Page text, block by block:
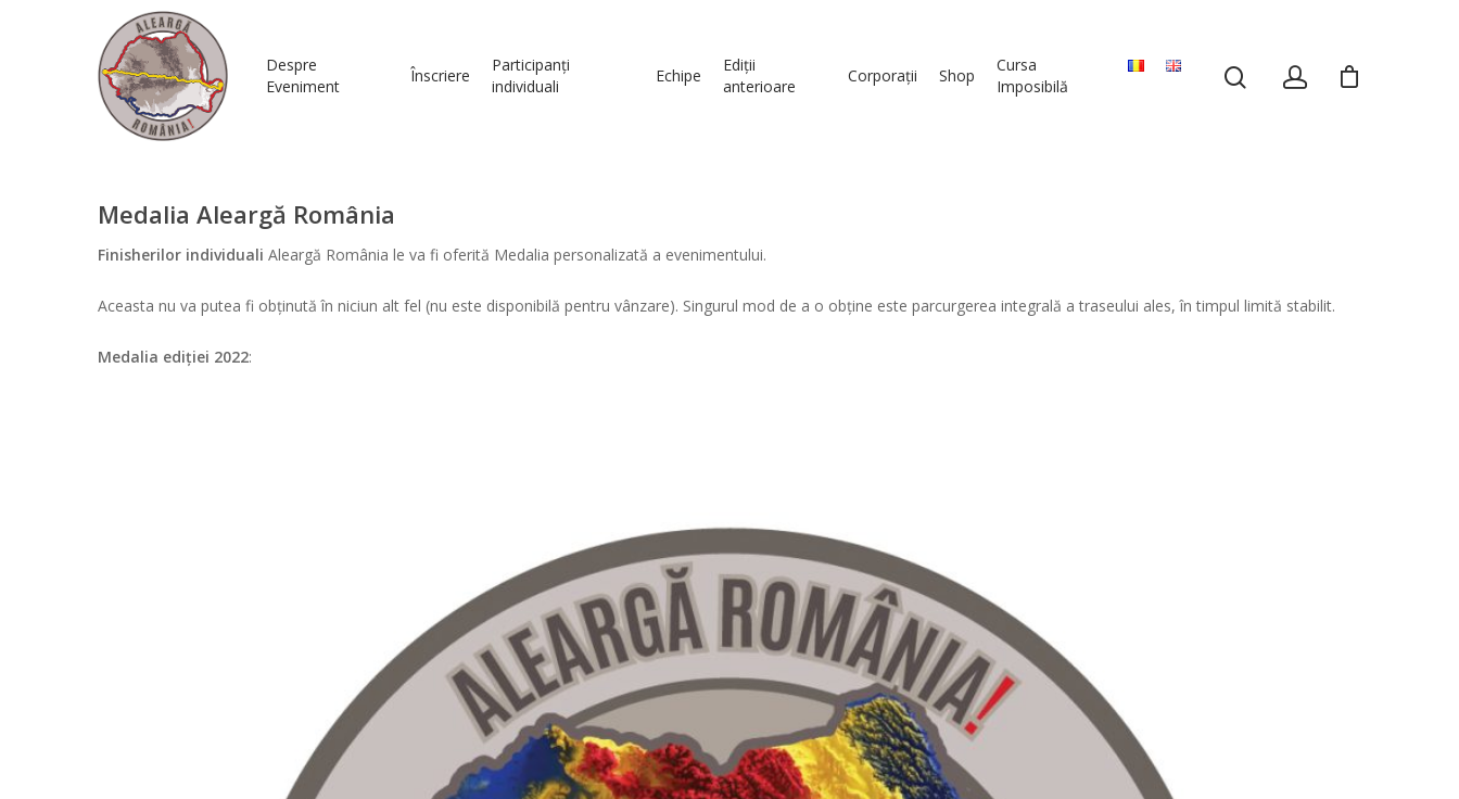
Despre
Eveniment
Înscriere
Participanți
individuali
Echipe
Ediții
anterioare
Corporații Shop
Cursa
Imposibilă
Medalia Aleargă România
Finisherilor individuali Aleargă România le va fi oferită Medalia personalizată a evenimentului.
Aceasta nu va putea fi obținută în niciun alt fel (nu este disponibilă pentru vânzare). Singurul mod de a o obține este parcurgerea integrală a traseului ales, în timpul limită stabilit.
Medalia ediției 2022: